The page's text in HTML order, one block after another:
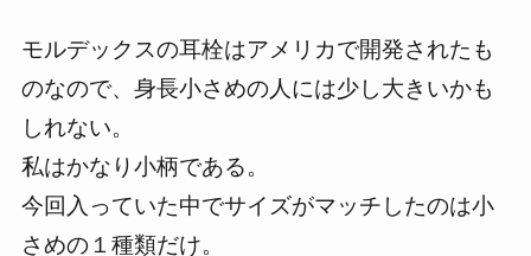
モルデックスの耳栓はアメリカで開発されたも
のなので、身長小さめの人には少し大きいかも
しれない。
私はかなり小柄である。
今回入っていた中でサイズがマッチしたのは小
さめの１種類だけ。